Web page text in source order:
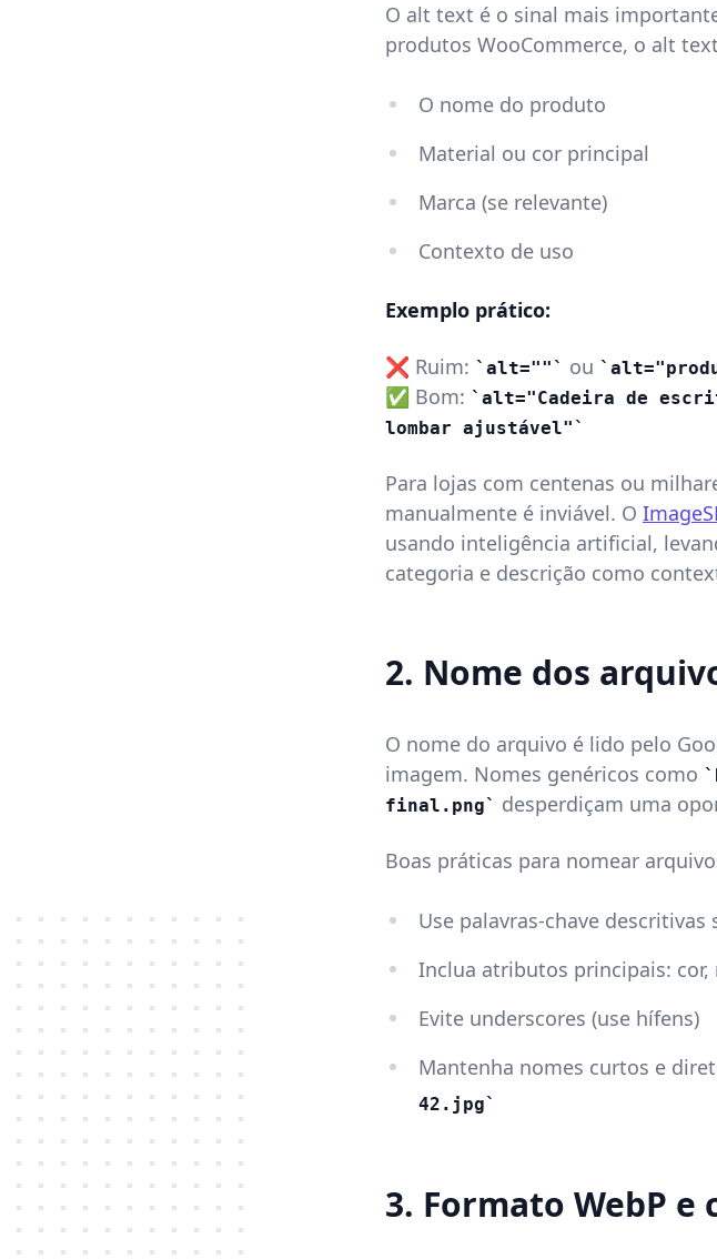
O alt text é o sinal mais
produtos WooCommerce, o alt
O nome do produto
Material ou cor principal
Marca (se relevante)
Contexto de uso
Exemplo prático:
❌ Ruim: alt="" ou
✅ Bom:
alt="Cadeira de
lombar ajustável"
Para lojas com centenas ou
manualmente é inviável. O
usando inteligência artificial,
categoria e descrição como
2. Nome dos
O nome do arquivo é lido pelo
imagem. Nomes genéricos como
final.png
desperdiçam uma
Boas práticas para nomear
Use palavras-chave descritivas
Inclua atributos principais:
Evite underscores (use hífens)
Mantenha nomes curtos e
42.jpg
3. Formato WebP e